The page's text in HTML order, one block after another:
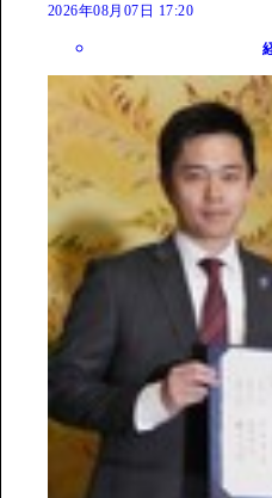
2026年08月07日 17:20